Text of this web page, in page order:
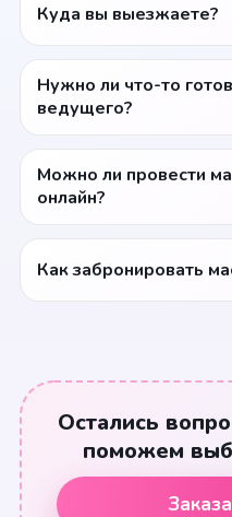
Куда вы выезжаете?
Нужно ли что-то
ведущего?
Можно ли провести
онлайн?
Как забронировать
Остались
поможем